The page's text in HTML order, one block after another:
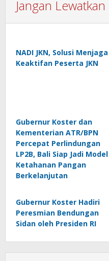
Jangan Lewatkan
NADI JKN, Solusi Menjaga
Keaktifan Peserta JKN
Gubernur Koster dan
Kementerian ATR/BPN
Percepat Perlindungan
LP2B, Bali Siap Jadi Model
Ketahanan Pangan
Berkelanjutan
Gubernur Koster Hadiri
Peresmian Bendungan
Sidan oleh Presiden RI